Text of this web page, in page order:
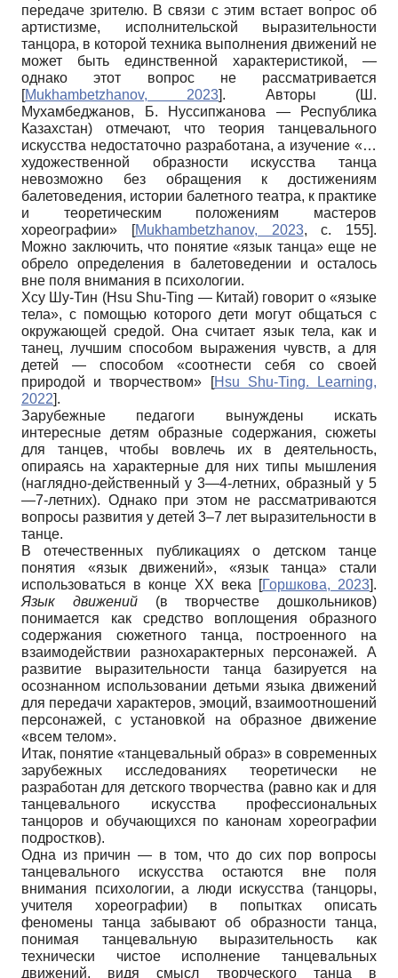
передаче зрителю. В связи с этим встает вопрос об
артистизме, исполнительской выразительности
танцора, в которой техника выполнения движений не
может быть единственной характеристикой, —
однако этот вопрос не рассматривается
[Mukhambetzhanov, 2023]. Авторы (Ш.
Мухамбеджанов, Б. Нуссипжанова — Республика
Казахстан) отмечают, что теория танцевального
искусства недостаточно разработана, а изучение «…
художественной образности искусства танца
невозможно без обращения к достижениям
балетоведения, истории балетного театра, к практике
и теоретическим положениям мастеров
хореографии»
[Mukhambetzhanov, 2023, с. 155].
Можно заключить, что понятие «язык танца» еще не
обрело определения в балетоведении и осталось
вне поля внимания в психологии.
Хсу Шу-Тин (Hsu Shu-Ting — Китай) говорит о «языке
тела», с помощью которого дети могут общаться с
окружающей средой. Она считает язык тела, как и
танец, лучшим способом выражения чувств, а для
детей — способом «соотнести себя со своей
природой и творчеством»
[Hsu Shu-Ting. Learning,
2022].
Зарубежные педагоги вынуждены искать
интересные детям образные содержания, сюжеты
для танцев, чтобы вовлечь их в деятельность,
опираясь на характерные для них типы мышления
(наглядно-действенный у 3—4-летних, образный у 5
—7-летних). Однако при этом не рассматриваются
вопросы развития у детей 3–7 лет выразительности в
танце.
В отечественных публикациях о детском танце
понятия «язык движений», «язык танца» стали
использоваться в конце ХХ века
[Горшкова, 2023].
Язык движений(в творчестве дошкольников)
понимается как средство воплощения образного
содержания сюжетного танца, построенного на
взаимодействии разнохарактерных персонажей. А
развитие выразительности танца базируется на
осознанном использовании детьми языка движений
для передачи характеров, эмоций, взаимоотношений
персонажей, с установкой на образное движение
«всем телом».
Итак, понятие «танцевальный образ» в современных
зарубежных исследованиях теоретически не
разработан для детского творчества (равно как и для
танцевального искусства профессиональных
танцоров и обучающихся по канонам хореографии
подростков).
Одна из причин — в том, что до сих пор вопросы
танцевального искусства остаются вне поля
внимания психологии, а люди искусства (танцоры,
учителя хореографии) в попытках описать
феномены танца забывают об образности танца,
понимая танцевальную выразительность как
технически чистое исполнение танцевальных
движений, видя смысл творческого танца в